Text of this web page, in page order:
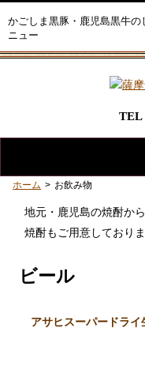
かごしま黒豚・鹿児島黒牛
ニュー
TEL
ホーム > お飲み物
地元・鹿児島の焼酎か
焼酎もご用意しておりま
ビール
アサヒスーパードライ